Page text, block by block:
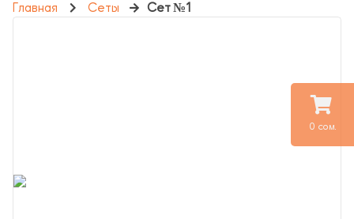
0 сом.
Главная Сеты Сет №1